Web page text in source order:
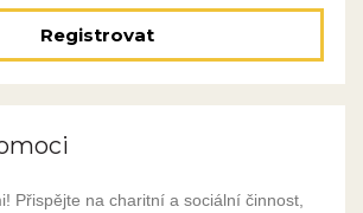
Registrovat
Přispějte na charitní a sociální činnost,